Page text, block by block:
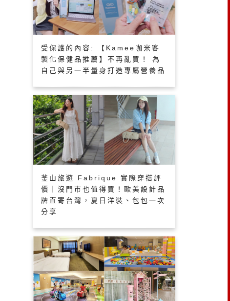
受保護的內容: 【Kamee咖米客
製化保健品推薦】不再亂買！ 為
自己與另一半量身打造專屬營養品
釜山旅遊 Fabrique 實際穿搭評
價｜沒門市也值得買！歐美設計品
牌直寄台灣，夏日洋裝、包包一次
分享